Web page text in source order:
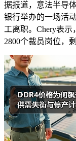
据报道，意法半导
银行举办的一场活
工离职。Chery表
2800个裁员岗位，